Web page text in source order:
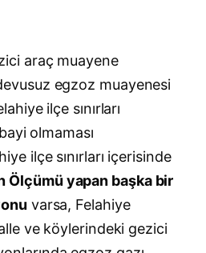
araç muayene
egzoz muayenesi
ilçe sınırları
olmaması
ilçe sınırları içerisinde
Ölçümü yapan başka bir
varsa, Felahiye
ve köylerindeki gezici